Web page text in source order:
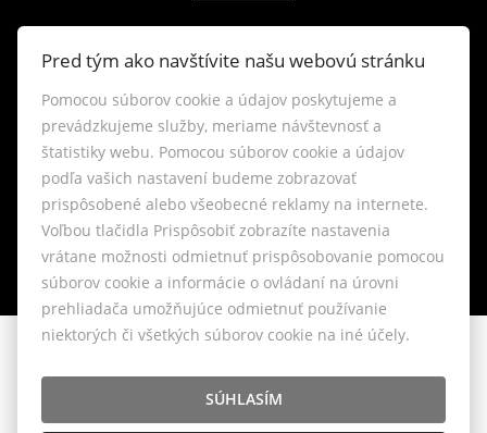
Blog
Lokality
Nastavenie cookies
Belániková 6, Bratislava 841 04, E-mail: info@liviante.sk
Pred tým ako navštívite našu webovú stránku
Pomocou súborov cookie a údajov poskytujeme a
prevádzkujeme služby, meriame návštevnosť a
štatistiky webu. Pomocou súborov cookie a údajov
podľa vašich nastavení budeme zobrazovať
prispôsobené alebo všeobecné reklamy na internete.
Voľbou tlačidla Prispôsobiť zobrazíte nastavenia
vrátane možnosti odmietnuť prispôsobovanie pomocou
súborov cookie a informácie o ovládaní na úrovni
prehliadača umožňujúce odmietnuť používanie
niektorých či všetkých súborov cookie na iné účely.
SÚHLASÍM